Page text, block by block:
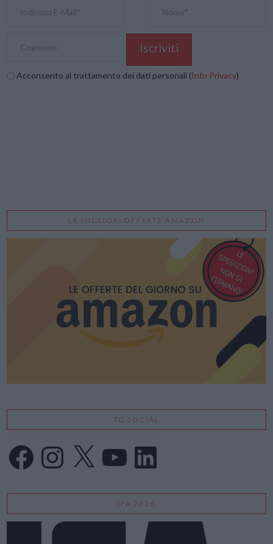
Acconsento al trattamento dei dati personali (Info Privacy)
LE MIGLIORI OFFERTE AMAZON
TG SOCIAL
FacebookInstagram
X LinkedIn
IFA 2026